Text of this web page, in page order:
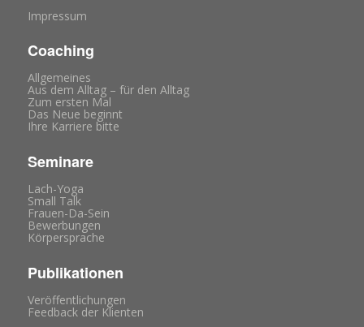
Impressum
Coaching
Allgemeines
Aus dem Alltag – für den Alltag
Zum ersten Mal
Das Neue beginnt
Ihre Karriere bitte
Seminare
Lach-Yoga
Small Talk
Frauen-Da-Sein
Bewerbungen
Körpersprache
Publikationen
Veröffentlichungen
Feedback der Klienten